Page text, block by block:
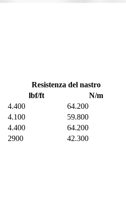
Resistenza del nastro
lbf/ft
N/m
4.400 64.200
4.100 59.800
4.400 64.200
2900 42.300